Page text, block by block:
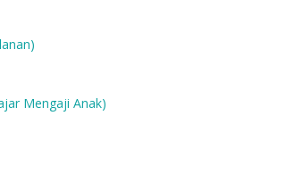
Mengaji Anak)